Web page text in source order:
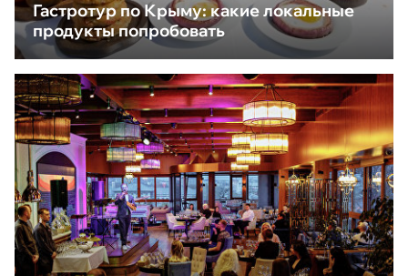
Гастротур по Крыму: какие локальные
продукты попробовать